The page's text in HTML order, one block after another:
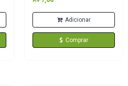
Adicionar
Comprar